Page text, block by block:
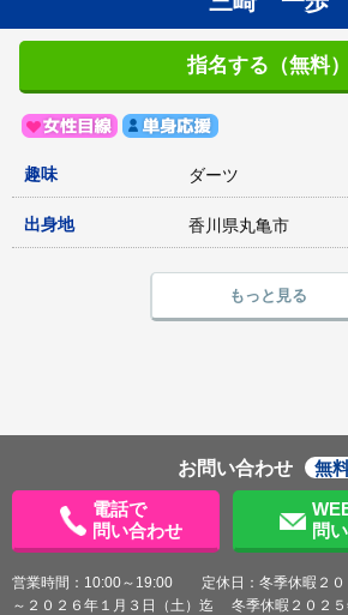
指名する（無料）
趣味 ダーツ
出身地 香川県丸亀市
もっと見る
お問い合わせ
無
電話で
問い合わせ
問
営業時間：10:00～19:00 定休日：冬季休暇２０
～２０２６年１月３日（土）迄 冬季休暇２０２５